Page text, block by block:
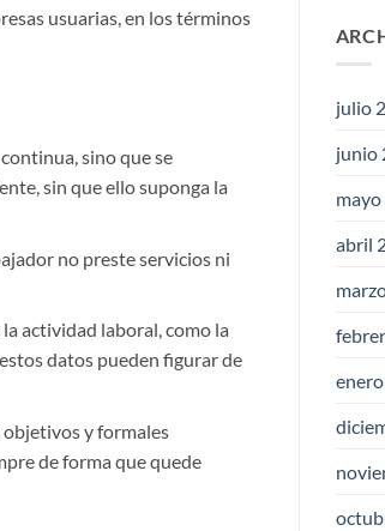
usuarias, en los términos
sino que se
sin que ello suponga la
no preste servicios ni
actividad laboral, como la
datos pueden figurar de
y formales
de forma que quede
julio
junio
abril